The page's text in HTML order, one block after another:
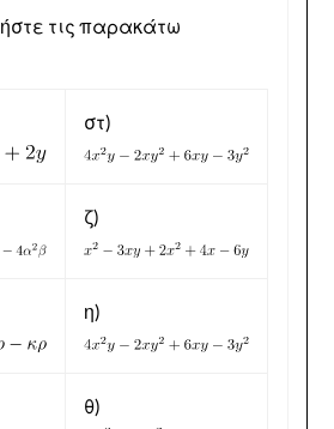
τις παρακάτω
στ)
ζ)
η)
θ)